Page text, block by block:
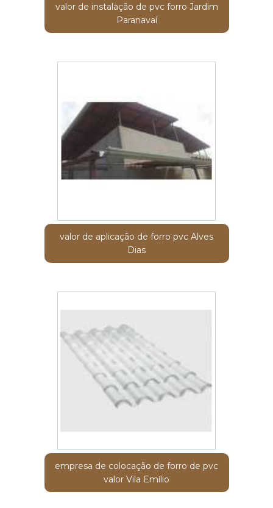
valor de instalação de pvc forro Jardim
Paranavaí
valor de aplicação de forro pvc Alves
Dias
empresa de colocação de forro de pvc
valor Vila Emílio